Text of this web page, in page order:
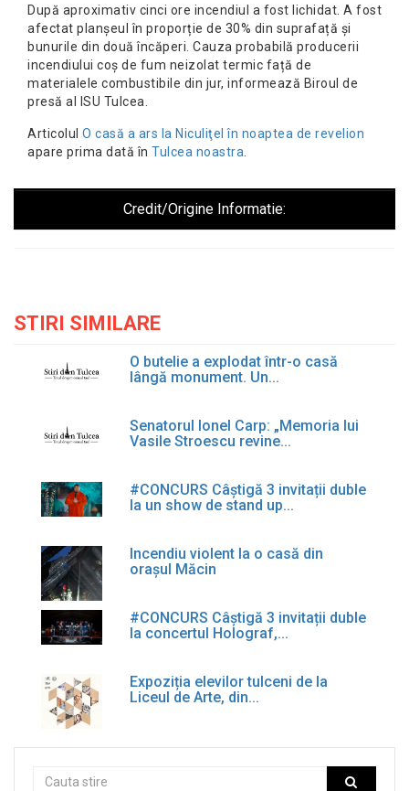
După aproximativ cinci ore incendiul a fost lichidat. A fost
afectat planșeul în proporție de 30% din suprafață și
bunurile din două încăperi. Cauza probabilă producerii
incendiului coș de fum neizolat termic față de
materialele combustibile din jur, informează Biroul de
presă al ISU Tulcea.
Articolul O casă a ars la Niculiţel în noaptea de revelion
apare prima dată în Tulcea noastra.
Credit/Origine Informatie:
STIRI SIMILARE
O butelie a explodat într-o casă
lângă monument. Un...
Senatorul Ionel Carp: „Memoria lui
Vasile Stroescu revine...
#CONCURS Câștigă 3 invitații duble
la un show de stand up...
Incendiu violent la o casă din
orașul Măcin
#CONCURS Câștigă 3 invitații duble
la concertul Holograf,...
Expoziția elevilor tulceni de la
Liceul de Arte, din...